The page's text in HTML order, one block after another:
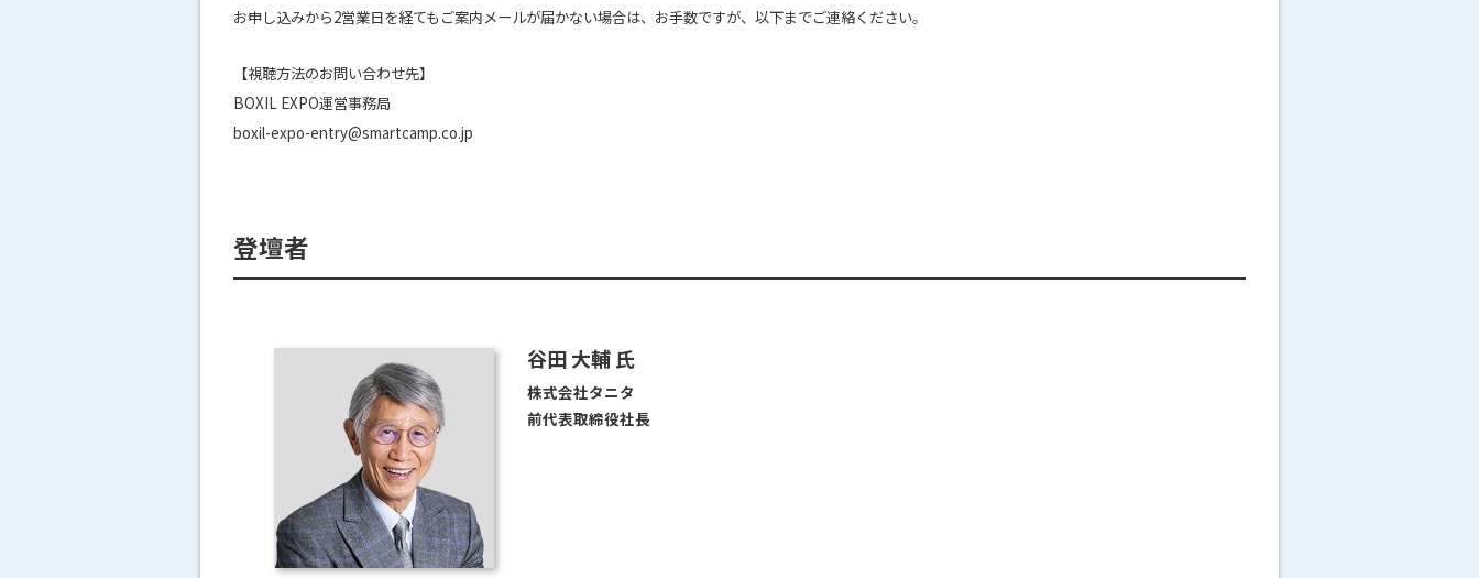
お申し込みから2営業日を経てもご案内メールが届かない場合は、お手数ですが、以下までご連絡ください。
【視聴方法のお問い合わせ先】
BOXIL EXPO運営事務局
boxil-expo-entry@smartcamp.co.jp
登壇者
谷田 大輔 氏
株式会社タニタ
前代表取締役社長